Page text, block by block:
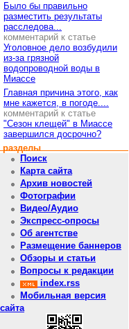
Было бы правильно
разместить результаты
расследова...
комментарий к статье
Уголовное дело возбудили
из-за грязной
водопроводной воды в
Миассе
Главная причина этого, как
мне кажется, в погоде....
комментарий к статье
"Сезон клещей" в Миассе
завершился досрочно?
разделы
Поиск
Карта сайта
Архив новостей
Фотографии
Видео/Аудио
Экспресс-опросы
Об агентстве
Размещение баннеров
Обзоры и статьи
Вопросы к редакции
index.rss
Мобильная версия
сайта